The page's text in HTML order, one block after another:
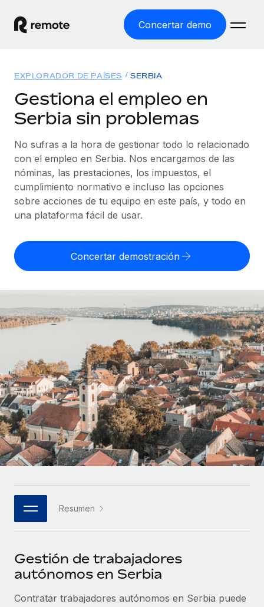
Concertar demo
EMPLEO GLOBAL
Nómina global
Gestiona las nóminas de forma sencilla y conforme a la
legalidad.
Employer of Record
Expándete en todo el mundo sin gastar en entidades.
cumpliendo la normativa.
PEO
INFRAESTRUCTURA
Conexión Remote
Integra los RR. HH. en tus flujos de trabajo sin
complicaciones.
Plataforma
Funciones esenciales de RR. HH. integradas para tu
Conectar
Conecta cualquier herramienta de IA con Remote
Optimiza los procesos con herramientas empresariales
esenciales.
Soluciones
COBERTURA MUNDIAL
Explorador de países
Consulta el soporte del empleo global según el país.
Explorador estatal de EE. UU.
Simplifica la contratación en todos los estados de EE.
Comparador de Remote
Compáranos con otras empresas.
ETAPAS DE CRECIMIENTO
Soluciones ágiles de RR. HH. globales y nóminas para
empresas en crecimiento.
Mediana empresa
Amplía tu equipo con soluciones de RR. HH.
personalizadas.
Empresa
RR. HH. globales para grandes empresas.
ASOCIARSE
Socios tecnológicos estratégicos
Integra la gestión de los RR. HH. globales en tu
Asociarse
Descubre oportunidades de colaborar con nosotros.
Remote Build Próximamente
Recursos
HERRAMIENTAS Y CALCULADORAS
Calculadora del riesgo de clasificación errónea
Consulta el riesgo de clasificación errónea por país.
cualquier país.
autónomos globales.
APRENDIZAJE CON REMOTE
Guías y recursos
Casos prácticos
Glosario de RR. HH.
Listas de verificación y plantillas
Biblioteca de descripciones de puestos
Webinarios
Información sobre salarios y talento
Precios
English
Nederlands
Français
Español
Italiano
Português (Portugal)
日本語
한국어
中文（简体）
EXPLORADOR DE PAÍSES SERBIA
Gestiona el empleo en
Serbia sin problemas
No sufras a la hora de gestionar todo lo relacionado
con el empleo en Serbia. Nos encargamos de las
nóminas, las prestaciones, los impuestos, el
cumplimiento normativo e incluso las opciones
sobre acciones de tu equipo en este país, y todo en
una plataforma fácil de usar.
Concertar demostración
Resumen
Gestión de trabajadores
autónomos en Serbia
Contratar trabajadores autónomos en Serbia puede